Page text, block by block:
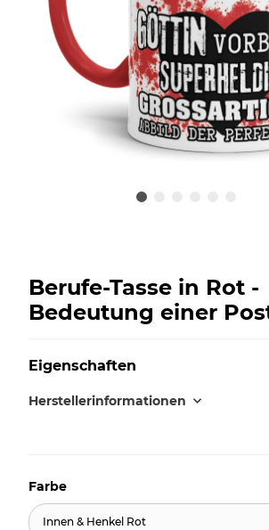
Berufe-Tasse in Rot -
Bedeutung einer
Eigenschaften
Herstellerinformationen
Farbe
Innen & Henkel Rot